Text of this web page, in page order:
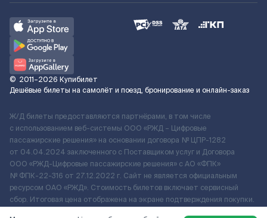
© 2011–2026 Купибилет
Дешёвые билеты на самолёт и поезд, бронирование и онлайн-заказ
Ж/Д билеты предоставляются партнёрами, в том числе
с использованием веб-системы ООО «РЖД – Цифровые
пассажирские решения» на основании договора № ЦПР-1282
от 04.04.2024 заключенного с Поставщиком услуг и Договора
ООО «РЖД-Цифровые пассажирские решения» c АО «ФПК»
№ ФПК-22-316 от 27.12.2022 г. Сайт не является официальным
ресурсом ОАО «РЖД». Стоимость билетов включает сервисный
сбор. Итоговая цена отображена на экране подтверждения покупки.